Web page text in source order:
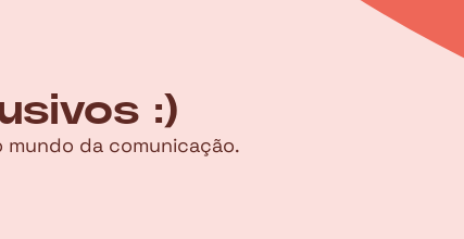
:)
da comunicação.